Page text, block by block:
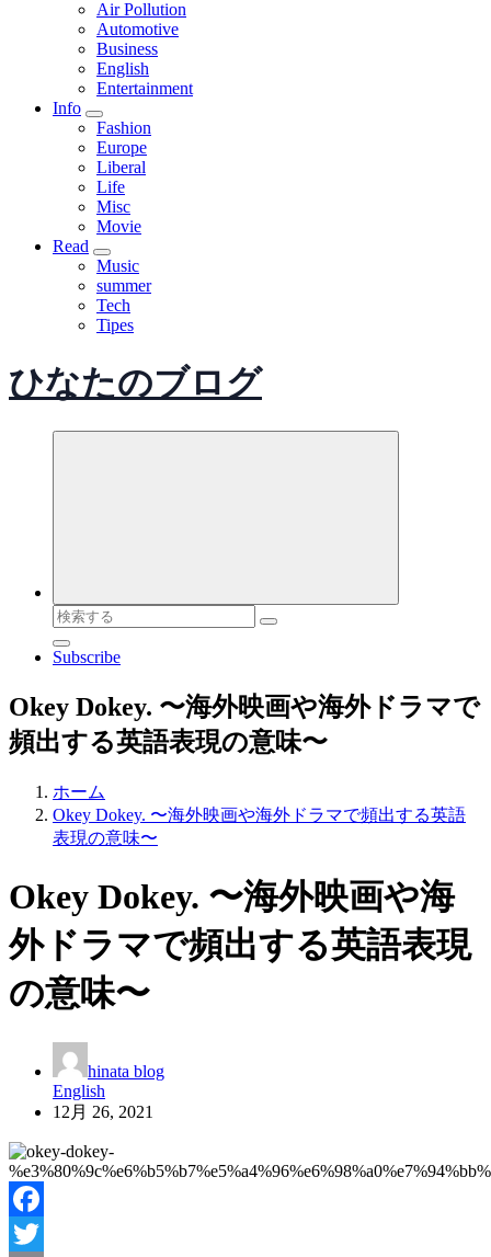
Air Pollution
Automotive
Business
English
Entertainment
Info
Fashion
Europe
Liberal
Life
Misc
Movie
Read
Music
summer
Tech
Tipes
ひなたのブログ
検
索
対
Subscribe
Okey Dokey. 〜海外映画や海外ドラマで
頻出する英語表現の意味〜
ホーム
Okey Dokey. 〜海外映画や海外ドラマで頻出する英語
表現の意味〜
Okey Dokey. 〜海外映画や海
外ドラマで頻出する英語表現
の意味〜
hinata blog
English
12月 26, 2021
Facebook